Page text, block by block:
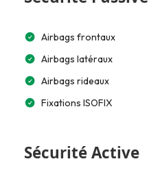
Airbags frontaux
Airbags latéraux
Airbags rideaux
Fixations ISOFIX
Sécurité Active